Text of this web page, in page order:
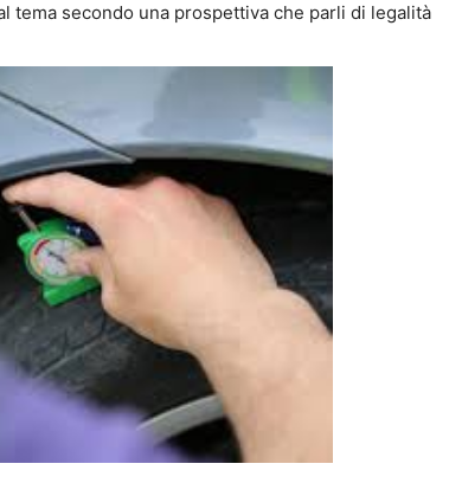
secondo una prospettiva che parli di legalità